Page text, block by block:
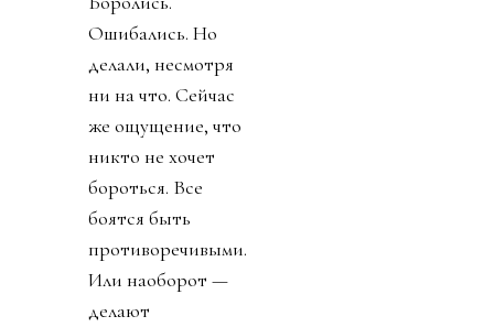
Ошибались. Но
делали, несмотря
ни на что. Сейчас
же ощущение, что
никто не хочет
бороться. Все
боятся быть
противоречивыми.
Или наоборот —
делают